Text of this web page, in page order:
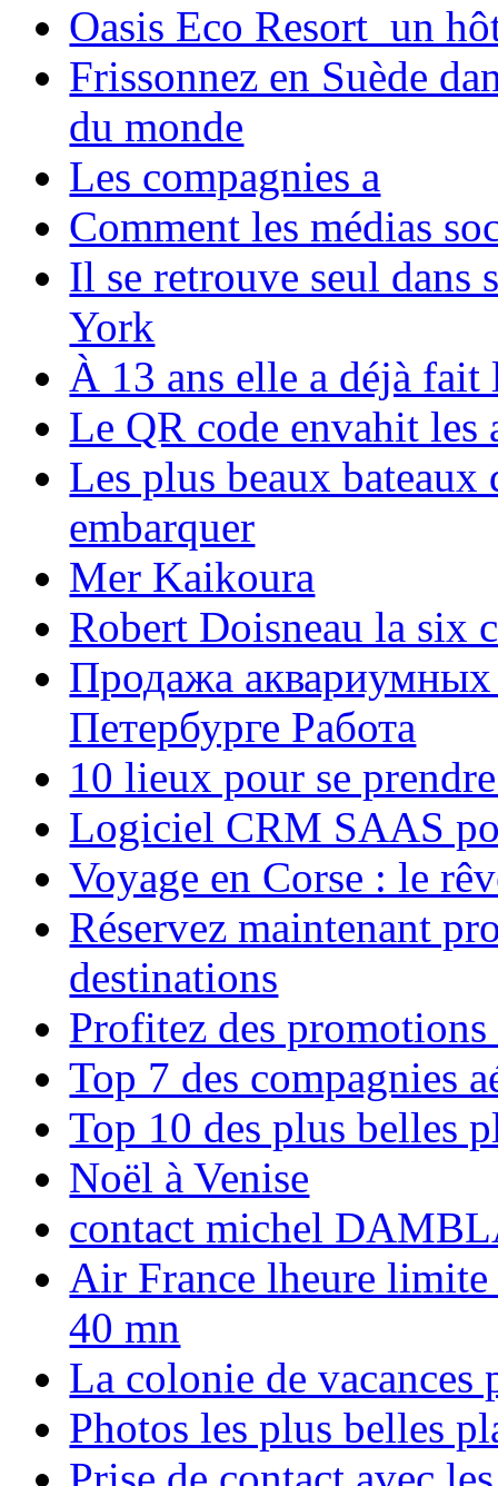
Oasis Eco Resort un
Frissonnez en Suède
du monde
Les compagnies a
Comment les médias
Il se retrouve seul dans
York
À 13 ans elle a déjà
Le QR code envahit les
Les plus beaux bateaux
embarquer
Mer Kaikoura
Robert Doisneau la six
Продажа аквариумных
Петербурге Работа
10 lieux pour se
Logiciel CRM SAAS
Voyage en Corse : le
Réservez maintenant
destinations
Profitez des
Top 7 des compagnies
Top 10 des plus belles
Noël à Venise
contact michel
Air France lheure limite
40 mn
La colonie de vacances
Photos les plus belles